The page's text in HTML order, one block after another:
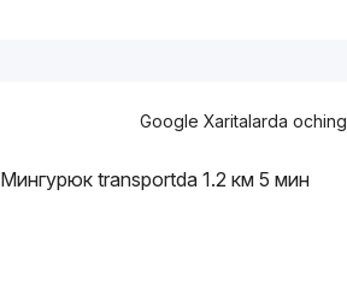
Google Xaritalarda oching
Мингурюк transportda 1.2 км 5 мин